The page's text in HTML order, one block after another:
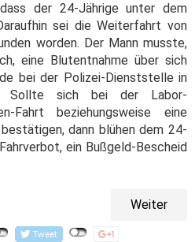
der 24-Jährige unter dem
sei die Weiterfahrt von
worden. Der Mann musste,
eine Blutentnahme über sich
bei der Polizei-Dienststelle in
Sollte sich bei der Labor-
Fahrt beziehungsweise eine
dann blühen dem 24-
ein Bußgeld-Bescheid
Weiter